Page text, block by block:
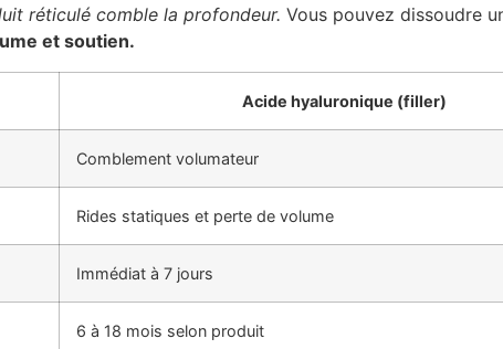
réticulé comble la profondeur. Vous pouvez dissoudre
et soutien.
Acide hyaluronique (filler)
Comblement volumateur
Rides statiques et perte de volume
Immédiat à 7 jours
6 à 18 mois selon produit